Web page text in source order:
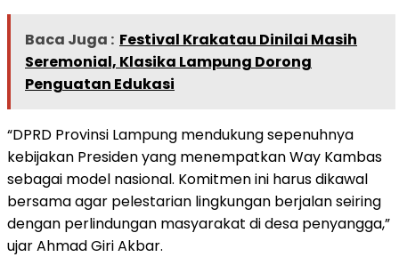
Baca Juga : Festival Krakatau Dinilai Masih
Seremonial, Klasika Lampung Dorong
Penguatan Edukasi
“DPRD Provinsi Lampung mendukung sepenuhnya
kebijakan Presiden yang menempatkan Way Kambas
sebagai model nasional. Komitmen ini harus dikawal
bersama agar pelestarian lingkungan berjalan seiring
dengan perlindungan masyarakat di desa penyangga,”
ujar Ahmad Giri Akbar.